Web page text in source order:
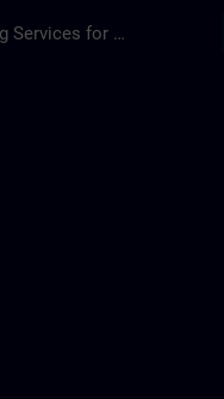
Training Services for Digital Industries